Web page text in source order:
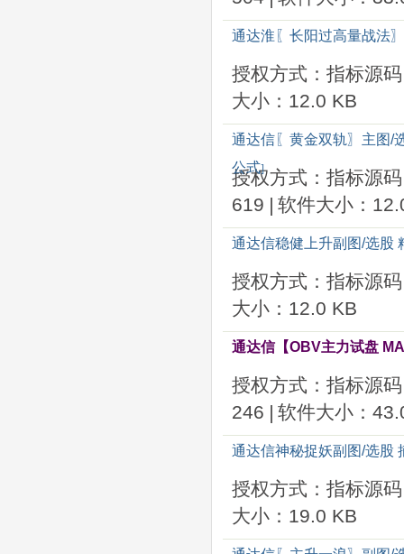
通达淮〖长阳过高量战法
授权方式：指标源码
大小：12.0 KB
通达信〖黄金双轨〗主图/
公式]
授权方式：指标源码
619 | 软件大小：
通达信稳健上升副图/选股
授权方式：指标源码
大小：12.0 KB
通达信【OBV主力试盘
授权方式：指标源码
246 | 软件大小：
通达信神秘捉妖副图/选股
授权方式：指标源码
大小：19.0 KB